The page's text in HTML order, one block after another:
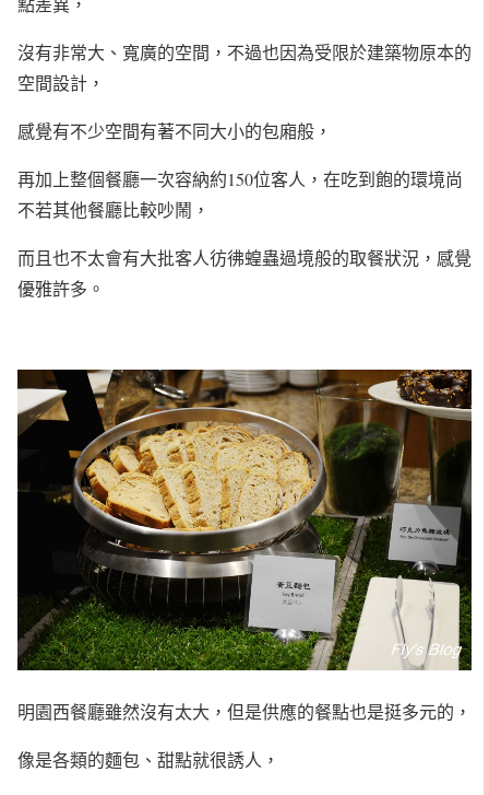
沒有非常大、寬廣的空間，不過也因為受限於建築物原本的
空間設計，
感覺有不少空間有著不同大小的包廂般，
再加上整個餐廳一次容納約150位客人，在吃到飽的環境尚
不若其他餐廳比較吵鬧，
而且也不太會有大批客人彷彿蝗蟲過境般的取餐狀況，感覺
優雅許多。
明園西餐廳雖然沒有太大，但是供應的餐點也是挺多元的，
像是各類的麵包、甜點就很誘人，